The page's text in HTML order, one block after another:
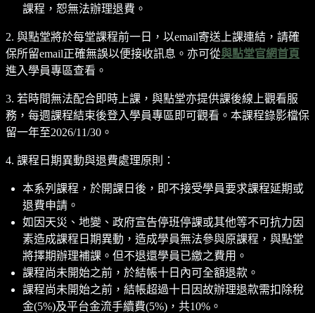
課程，恕無法辦理退費。
2. 與點堂將於每堂課程前一日，以email寄送上課連結，請確
保所留email正確無誤以便接收訊息。亦可從與點堂官網首頁
進入學員專區查看。
3. 若時間無法配合即時上課，與點堂亦提供課後線上觀看服
務，每週課程結束後登入學員專區即可觀看。本課程錄影檔保
留一年至2026/11/30。
4. 課程日期異動與退費處理原則：
本系列課程，於開課日後，即不接受學員要求課程延期或
退費申請。
如因天災、地變、政府宣告停班停課或其他等不可抗力因
素造成課程日期異動，造成學員無法參與原課程，與點堂
將擇期辦理補課。但不退還學員已繳之費用。
課程尚未開始之前，於結帳十日內可全額退款。
課程尚未開始之前，結帳超過十日因故辦理退款需扣除稅
金(5%)及平台金流手續費(5%)，共10%。